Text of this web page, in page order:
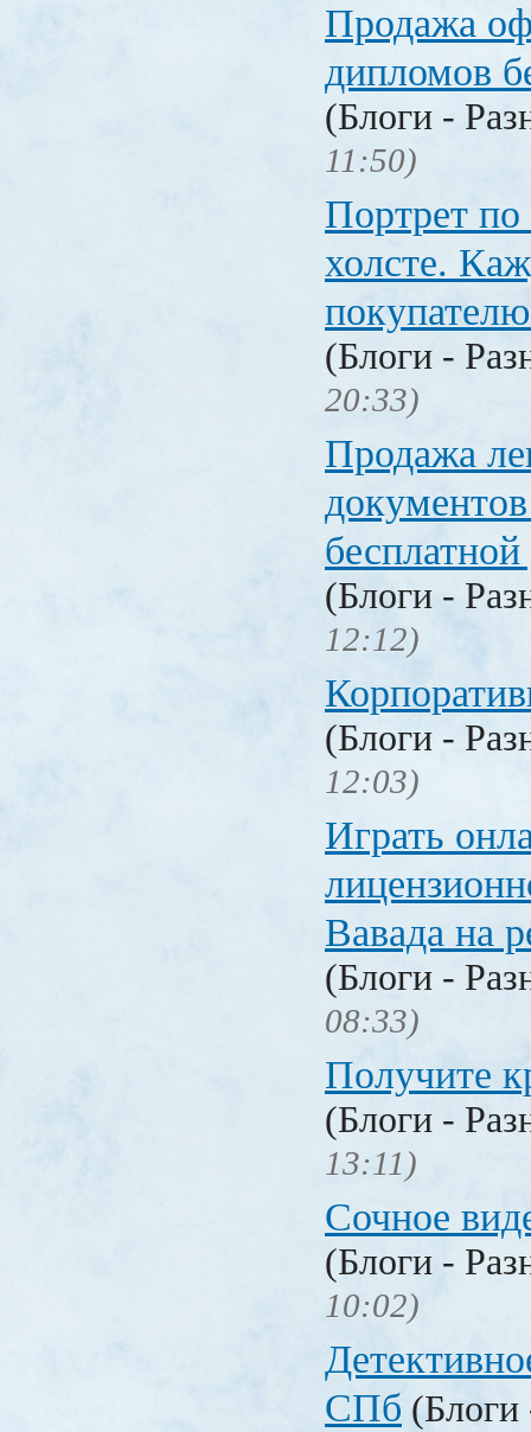
Продажа
дипломов
(Блоги -
11:50)
Портрет
холсте.
(Блоги -
20:33)
Продажа
(Блоги -
12:12)
(Блоги -
12:03)
Играть
Вавада на
(Блоги -
08:33)
Получите
(Блоги -
13:11)
Сочное
(Блоги -
10:02)
СПб (Блоги